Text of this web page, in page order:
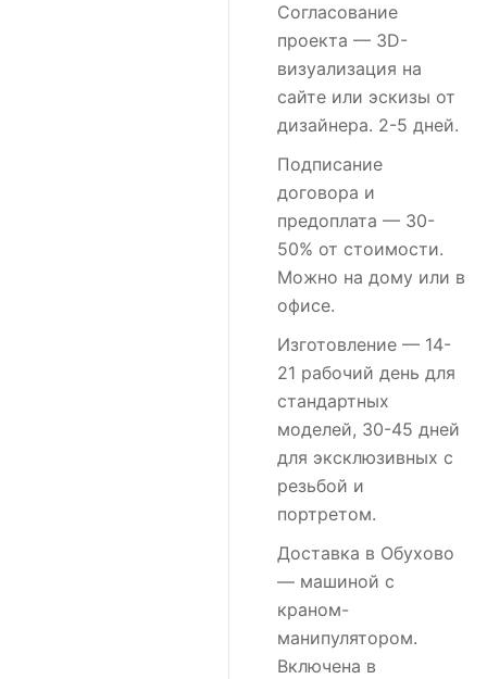
Согласование
проекта — 3D-
визуализация на
сайте или эскизы от
дизайнера. 2-5 дней.
Подписание
договора и
предоплата — 30-
50% от стоимости.
Можно на дому или в
офисе.
Изготовление — 14-
21 рабочий день для
стандартных
моделей, 30-45 дней
для эксклюзивных с
резьбой и
портретом.
Доставка в Обухово
— машиной с
краном-
манипулятором.
Включена в